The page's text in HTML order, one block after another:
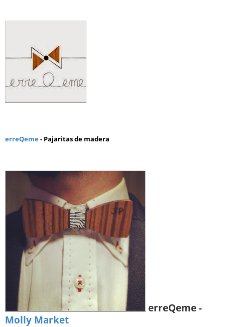
erreQeme - Pajaritas de madera
erreQeme -
Molly Market